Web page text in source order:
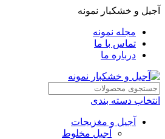
آجیل و خشکبار نمونه
مجله نمونه
تماس با ما
درباره ما
انتخاب دسته بندی
آجیل و مغزیجات
آجیل مخلوط